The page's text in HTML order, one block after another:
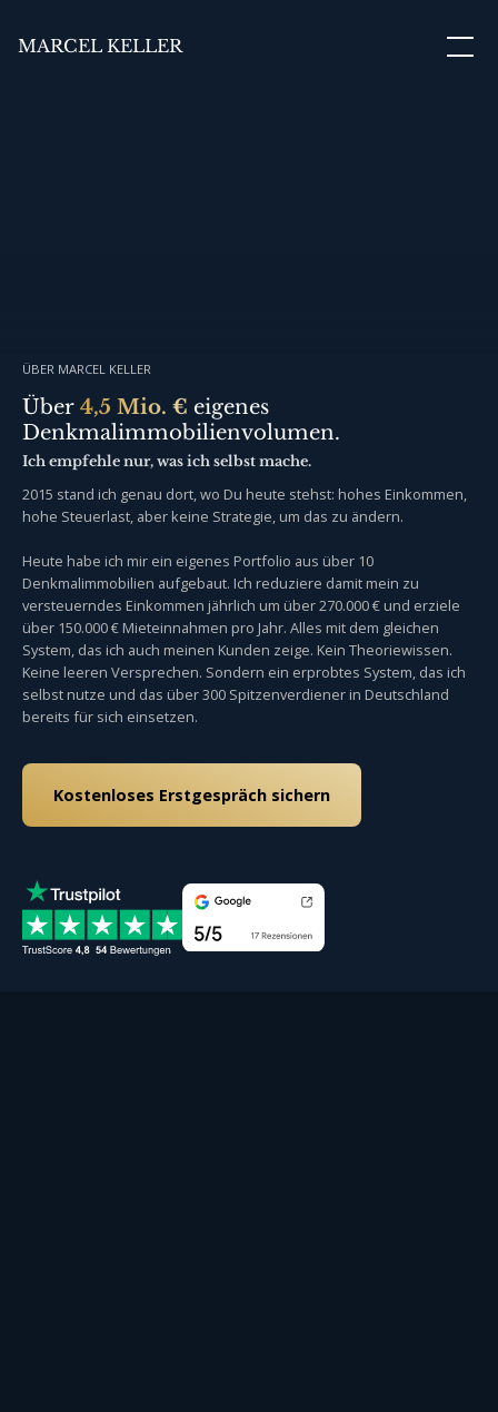
MARCEL KELLER
ÜBER MARCEL KELLER
Über 4,5 Mio. € eigenes
Denkmalimmobilienvolumen.
Ich empfehle nur, was ich selbst mache.
2015 stand ich genau dort, wo Du heute stehst: hohes Einkommen,
hohe Steuerlast, aber keine Strategie, um das zu ändern.
Heute habe ich mir ein eigenes Portfolio aus über 10
Denkmalimmobilien aufgebaut. Ich reduziere damit mein zu
versteuerndes Einkommen jährlich um über 270.000 € und erziele
über 150.000 € Mieteinnahmen pro Jahr. Alles mit dem gleichen
System, das ich auch meinen Kunden zeige. Kein Theoriewissen.
Keine leeren Versprechen. Sondern ein erprobtes System, das ich
selbst nutze und das über 300 Spitzenverdiener in Deutschland
bereits für sich einsetzen.
Kostenloses Erstgespräch sichern